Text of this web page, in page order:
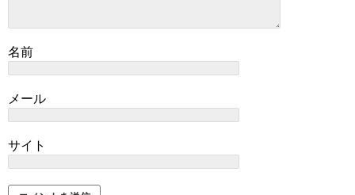
名前
メール
サイト